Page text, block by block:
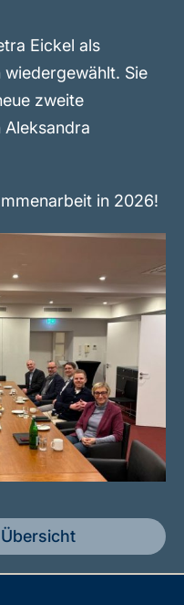
Eickel als
Sie
zweite
in 2026!